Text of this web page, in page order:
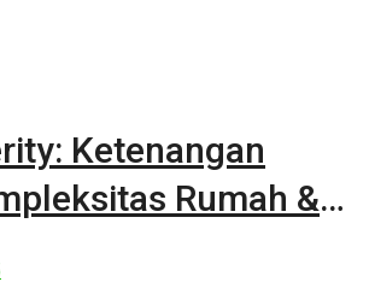
Ketenangan
Rumah &